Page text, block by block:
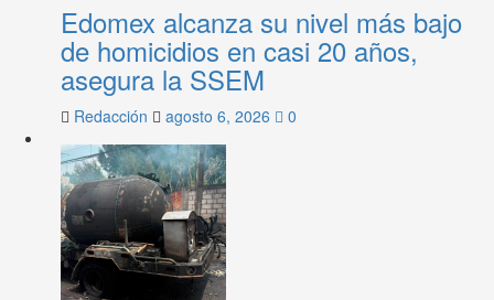
Edomex alcanza su nivel más bajo
de homicidios en casi 20 años,
asegura la SSEM
Redacción agosto 6, 2026 0